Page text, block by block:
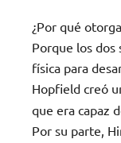
¿Por qué
Porque los dos
física para
Hopfield creó
que era capaz
Por su parte,